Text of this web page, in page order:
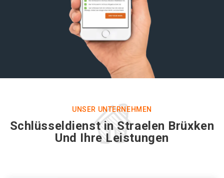
UNSER UNTERNEHMEN
Schlüsseldienst in Straelen Brüxken
Und Ihre Leistungen